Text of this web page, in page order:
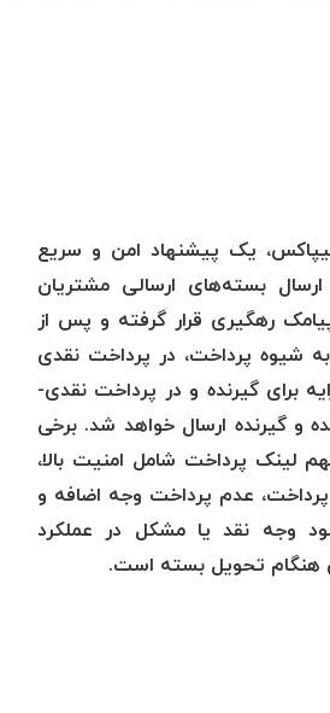
یک پیشنهاد امن و سریع
بسته‌های ارسالی مشتریان
رهگیری قرار گرفته و پس از
شیوه پرداخت، در پرداخت نقدی
برای گیرنده و در پرداخت نقدی-
و گیرنده ارسال خواهد شد. برخی
لینک پرداخت شامل امنیت بالا،
عدم پرداخت وجه اضافه و
وجه نقد یا مشکل در عملکرد
هنگام تحویل بسته است.